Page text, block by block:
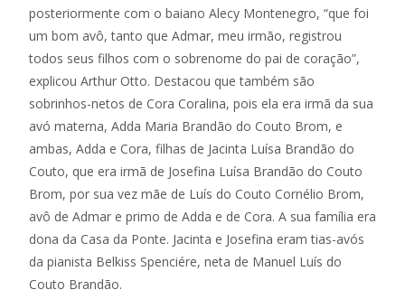
posteriormente com o baiano Alecy Montenegro, “que foi
um bom avô, tanto que Admar, meu irmão, registrou
todos seus filhos com o sobrenome do pai de coração”,
explicou Arthur Otto. Destacou que também são
sobrinhos-netos de Cora Coralina, pois ela era irmã da sua
avó materna, Adda Maria Brandão do Couto Brom, e
ambas, Adda e Cora, filhas de Jacinta Luísa Brandão do
Couto, que era irmã de Josefina Luísa Brandão do Couto
Brom, por sua vez mãe de Luís do Couto Cornélio Brom,
avô de Admar e primo de Adda e de Cora. A sua família era
dona da Casa da Ponte. Jacinta e Josefina eram tias-avós
da pianista Belkiss Spenciére, neta de Manuel Luís do
Couto Brandão.